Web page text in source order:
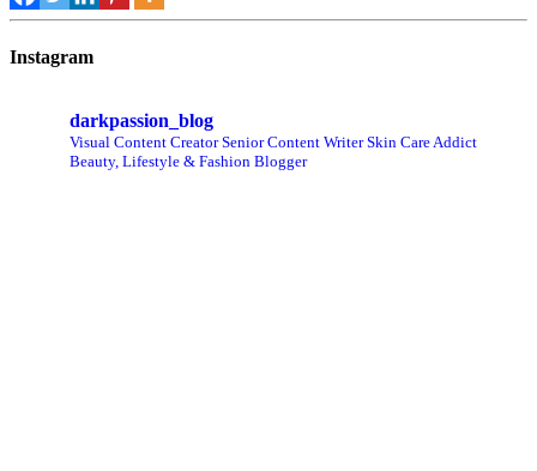
Instagram
darkpassion_blog
Visual Content CreatorSenior Content WriterSkin Care Addict
Beauty, Lifestyle & Fashion Blogger